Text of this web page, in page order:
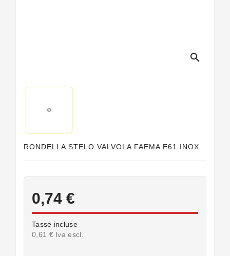
search
RONDELLA STELO VALVOLA FAEMA E61 INOX
0,74 €
Tasse incluse
0,61 € Iva escl.